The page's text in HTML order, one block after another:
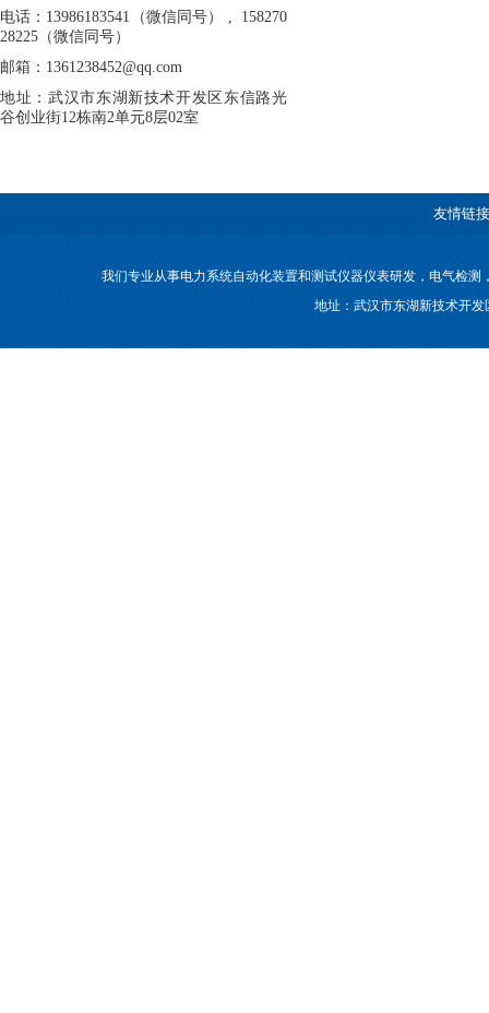
电话：13986183541（微信同号） , 158270
28225（微信同号）
邮箱：1361238452@qq.com
地址：武汉市东湖新技术开发区东信路光
谷创业街12栋南2单元8层02室
友情链
我们专业从事电力系统自动化装置和测试仪器仪表研发，电气检
地址：武汉市东湖新技术开发